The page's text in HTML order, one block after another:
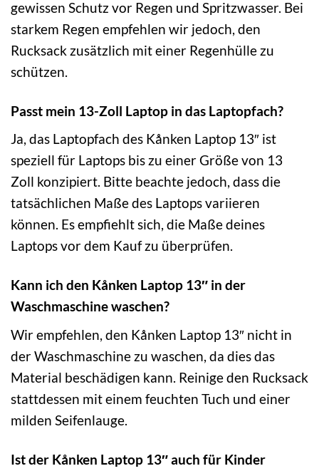
gewissen Schutz vor Regen und Spritzwasser. Bei
starkem Regen empfehlen wir jedoch, den
Rucksack zusätzlich mit einer Regenhülle zu
schützen.
Passt mein 13-Zoll Laptop in das Laptopfach?
Ja, das Laptopfach des Kånken Laptop 13″ ist
speziell für Laptops bis zu einer Größe von 13
Zoll konzipiert. Bitte beachte jedoch, dass die
tatsächlichen Maße des Laptops variieren
können. Es empfiehlt sich, die Maße deines
Laptops vor dem Kauf zu überprüfen.
Kann ich den Kånken Laptop 13″ in der
Waschmaschine waschen?
Wir empfehlen, den Kånken Laptop 13″ nicht in
der Waschmaschine zu waschen, da dies das
Material beschädigen kann. Reinige den Rucksack
stattdessen mit einem feuchten Tuch und einer
milden Seifenlauge.
Ist der Kånken Laptop 13″ auch für Kinder